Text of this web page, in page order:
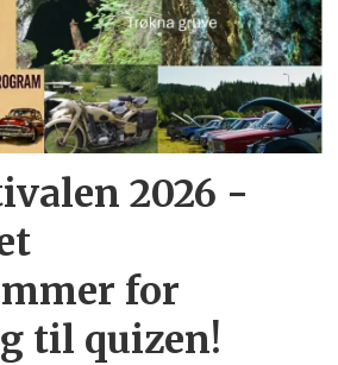
2026 -
for
til quizen!